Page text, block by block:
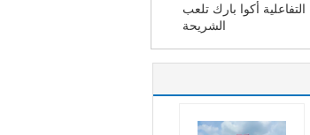
التفاعلية أكوا بارك تلعب
الشريحة